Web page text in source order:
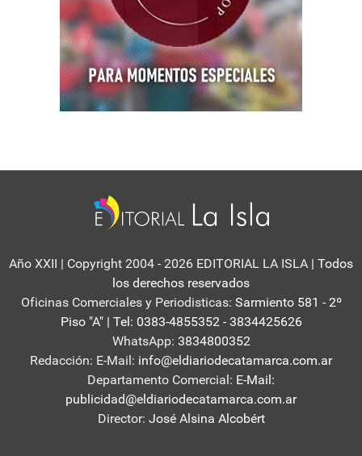
Año XXII | Copyright 2004 - 2026 EDITORIAL LA ISLA | Todos
los derechos reservados
Oficinas Comerciales y Periodisticas: Sarmiento 581 - 2º
Piso "A" | Tel: 0383-4855352 - 3834425626
WhatsApp: 3834800352
Redacción: E-Mail: info@eldiariodecatamarca.com.ar
Departamento Comercial: E-Mail:
publicidad@eldiariodecatamarca.com.ar
Director: José Alsina Alcobért